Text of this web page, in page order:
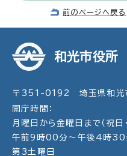
前のページへ戻る
和光市役所
〒351-0192 埼玉県和光
開庁時間：
月曜日から金曜日まで（祝日
午前9時00分～午後4時30
第3土曜日